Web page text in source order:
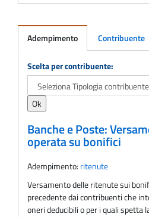
Adempimento Contribuente
Adempimento
Scelta per contribuente:
Banche e Poste:
operata su bonifici
Adempimento: ritenute
Versamento delle ritenute sui
precedente dai contribuenti che
oneri deducibili o per i quali spetta